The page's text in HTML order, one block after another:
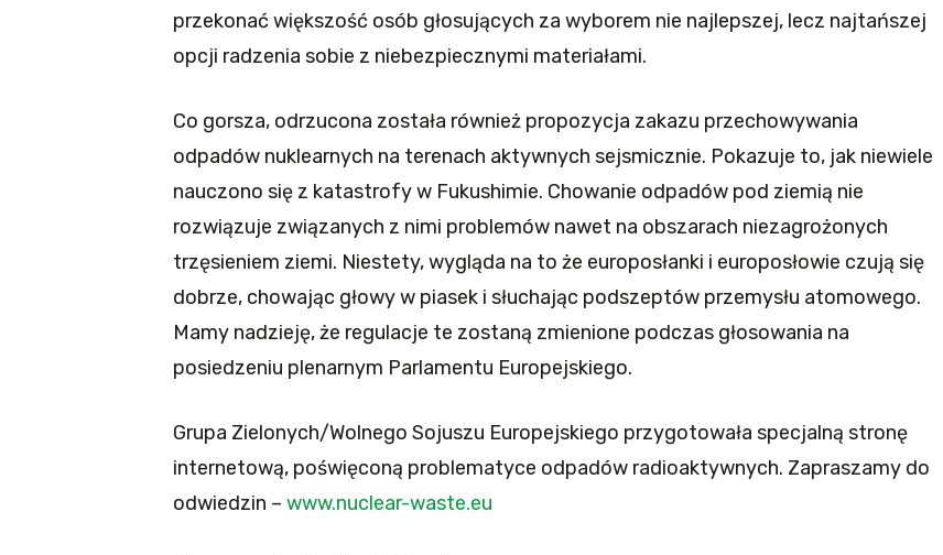
przekonać większość osób głosujących za wyborem nie najlepszej, lecz najtańszej
opcji radzenia sobie z niebezpiecznymi materiałami.
Co gorsza, odrzucona została również propozycja zakazu przechowywania
odpadów nuklearnych na terenach aktywnych sejsmicznie. Pokazuje to, jak niewiele
nauczono się z katastrofy w Fukushimie. Chowanie odpadów pod ziemią nie
rozwiązuje związanych z nimi problemów nawet na obszarach niezagrożonych
trzęsieniem ziemi. Niestety, wygląda na to że europosłanki i europosłowie czują się
dobrze, chowając głowy w piasek i słuchając podszeptów przemysłu atomowego.
Mamy nadzieję, że regulacje te zostaną zmienione podczas głosowania na
posiedzeniu plenarnym Parlamentu Europejskiego.
Grupa Zielonych/Wolnego Sojuszu Europejskiego przygotowała specjalną stronę
internetową, poświęconą problematyce odpadów radioaktywnych. Zapraszamy do
odwiedzin – www.nuclear-waste.eu